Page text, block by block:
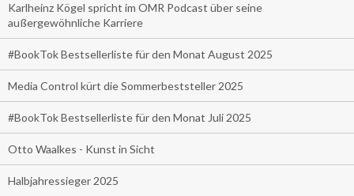
Karlheinz Kögel spricht im OMR Podcast über seine
außergewöhnliche Karriere
#BookTok Bestsellerliste für den Monat August 2025
Media Control kürt die Sommerbeststeller 2025
#BookTok Bestsellerliste für den Monat Juli 2025
Otto Waalkes - Kunst in Sicht
Halbjahressieger 2025